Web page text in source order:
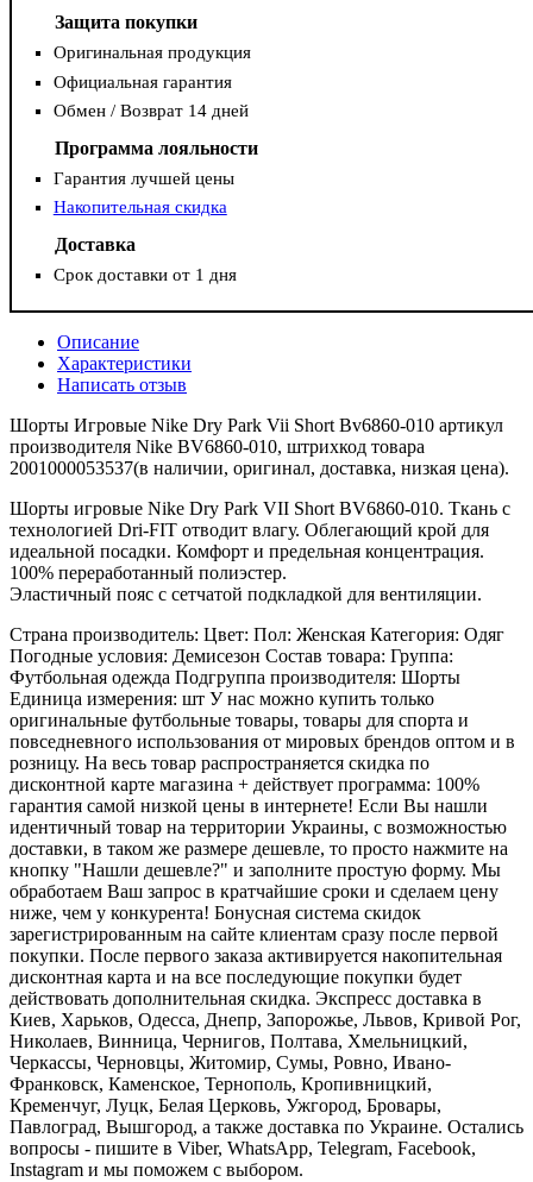
Защита покупки
Оригинальная продукция
Официальная гарантия
Обмен / Возврат 14 дней
Программа лояльности
Гарантия лучшей цены
Накопительная скидка
Доставка
Срок доставки от 1 дня
Описание
Характеристики
Написать отзыв
Шорты Игровые Nike Dry Park Vii Short Bv6860-010 артикул
производителя Nike BV6860-010, штрихкод товара
2001000053537(в наличии, оригинал, доставка, низкая цена).
Шорты игровые Nike Dry Park VII Short BV6860-010. Ткань с
технологией Dri-FIT отводит влагу. Облегающий крой для
идеальной посадки. Комфорт и предельная концентрация.
100% переработанный полиэстер.
Эластичный пояс с сетчатой подкладкой для вентиляции.
Страна производитель: Цвет: Пол: Женская Категория: Одяг
Погодные условия: Демисезон Состав товара: Группа:
Футбольная одежда Подгруппа производителя: Шорты
Единица измерения: шт У нас можно купить только
оригинальные футбольные товары, товары для спорта и
повседневного использования от мировых брендов оптом и в
розницу. На весь товар распространяется скидка по
дисконтной карте магазина + действует программа: 100%
гарантия самой низкой цены в интернете! Если Вы нашли
идентичный товар на территории Украины, с возможностью
доставки, в таком же размере дешевле, то просто нажмите на
кнопку "Нашли дешевле?" и заполните простую форму. Мы
обработаем Ваш запрос в кратчайшие сроки и сделаем цену
ниже, чем у конкурента! Бонусная система скидок
зарегистрированным на сайте клиентам сразу после первой
покупки. После первого заказа активируется накопительная
дисконтная карта и на все последующие покупки будет
действовать дополнительная скидка. Экспресс доставка в
Киев, Харьков, Одесса, Днепр, Запорожье, Львов, Кривой Рог,
Николаев, Винница, Чернигов, Полтава, Хмельницкий,
Черкассы, Черновцы, Житомир, Сумы, Ровно, Ивано-
Франковск, Каменское, Тернополь, Кропивницкий,
Кременчуг, Луцк, Белая Церковь, Ужгород, Бровары,
Павлоград, Вышгород, а также доставка по Украине. Остались
вопросы - пишите в Viber, WhatsApp, Telegram, Facebook,
Instagram и мы поможем с выбором.